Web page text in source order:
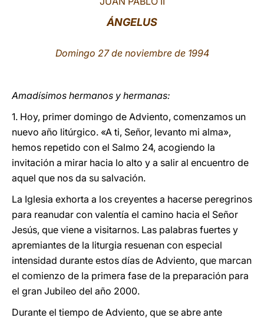
ÁNGELUS
Domingo 27 de noviembre de 1994
Amadísimos hermanos y hermanas:
1. Hoy, primer domingo de Adviento, comenzamos un
nuevo año litúrgico. «A ti, Señor, levanto mi alma»,
hemos repetido con el Salmo 24, acogiendo la
invitación a mirar hacia lo alto y a salir al encuentro de
aquel que nos da su salvación.
La Iglesia exhorta a los creyentes a hacerse peregrinos
para reanudar con valentía el camino hacia el Señor
Jesús, que viene a visitarnos. Las palabras fuertes y
apremiantes de la liturgia resuenan con especial
intensidad durante estos días de Adviento, que marcan
el comienzo de la primera fase de la preparación para
el gran Jubileo del año 2000.
Durante el tiempo de Adviento, que se abre ante